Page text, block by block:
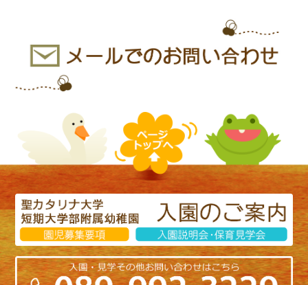
帯と凧ひもをつけたら出来上がり！戸外に出てお
もいっきり走りました。